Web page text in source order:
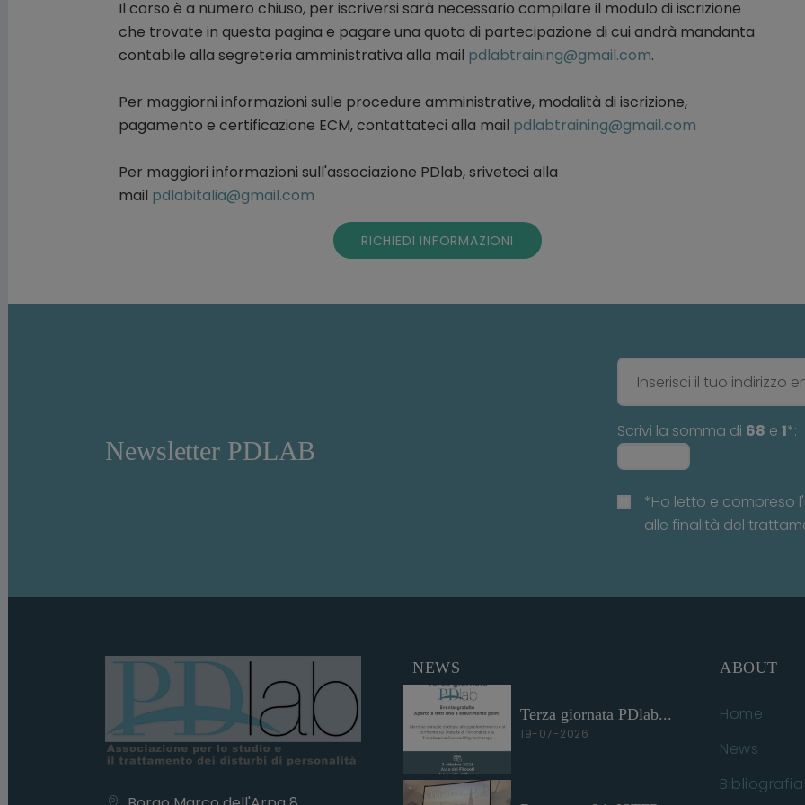
Il corso è a numero chiuso, per iscriversi sarà necessario compilare il modulo di iscrizione
che trovate in questa pagina e pagare una quota di partecipazione di cui andrà mandanta
contabile alla segreteria amministrativa alla mail pdlabtraining@gmail.com.
Per maggiorni informazioni sulle procedure amministrative, modalità di iscrizione,
pagamento e certificazione ECM, contattateci alla mail pdlabtraining@gmail.com
Per maggiori informazioni sull'associazione PDlab, sriveteci alla
mail pdlabitalia@gmail.com
RICHIEDI INFORMAZIONI
Newsletter PDLAB
Scrivi la somma di 68 e 1*:
*Ho letto e compreso
alle finalità del
NEWS
Terza giornata PDlab...
19-07-2026
ABOUT
Home
News
Bibliografia